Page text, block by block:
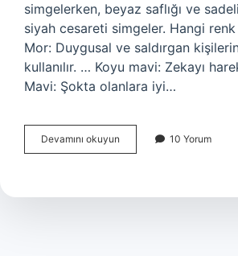
simgelerken, beyaz saflığı ve
siyah cesareti simgeler. Hangi
Mor: Duygusal ve saldırgan
kullanılır. … Koyu mavi: Zekayı
Mavi: Şokta olanlara iyi…
Devamını okuyun
Renk
Eder
10 Yorum